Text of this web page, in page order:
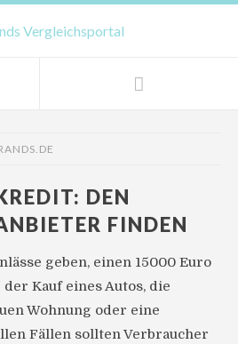
DEN
FINDEN
geben, einen 15000 Euro
Kauf eines Autos, die
Wohnung oder eine
Fällen sollten Verbraucher